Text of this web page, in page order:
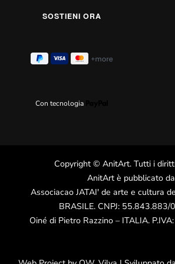
Con tecnologia
Copyright© AnitArt. Tutti i
AnitArt è pubblicato
Associacao JATAI' de arte e cultura
BRASILE. CNPJ:
Oiné di Pietro Razzino – ITALIA.